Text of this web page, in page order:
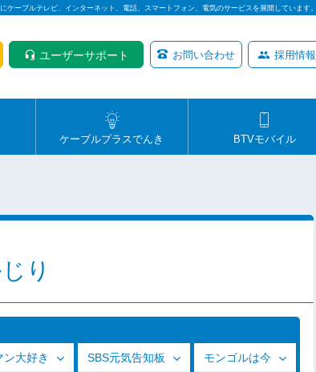
ケーブルテレビ、インターネット、電話、スマートフォン、電気のサービスを展開しています。
ユーザーサポート お問い合わせ 採用情報
ケーブルプラスでんき BTVモバイル
り
大好き SBS元気告知板 モンゴルは今